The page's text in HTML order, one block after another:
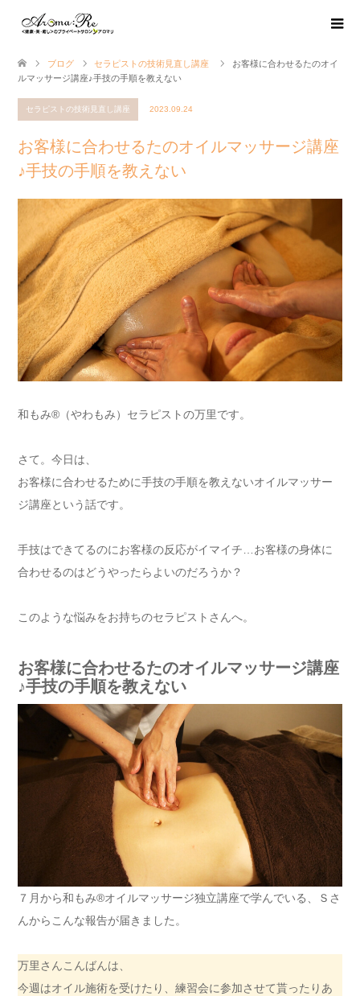
ブログ セラピストの技術見直し講座
お客様に合わせるたのオイ
ルマッサージ講座♪手技の手順を教えない
セラピストの技術見直し講座 2023.09.24
お客様に合わせるたのオイルマッサージ講座
♪手技の手順を教えない
和もみ®（やわもみ）セラピストの万里です。
さて。今日は、
お客様に合わせるために手技の手順を教えないオイルマッサー
ジ講座という話です。
手技はできてるのにお客様の反応がイマイチ…お客様の身体に
合わせるのはどうやったらよいのだろうか？
このような悩みをお持ちのセラピストさんへ。
お客様に合わせるたのオイルマッサージ講座
♪手技の手順を教えない
７月から和もみ®オイルマッサージ独立講座で学んでいる、Ｓさ
んからこんな報告が届きました。
万里さんこんばんは、
今週はオイル施術を受けたり、練習会に参加させて貰ったりあ